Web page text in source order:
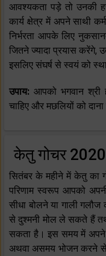
आवश्यकता पड़े तो उनकी
कार्य क्षेत्र में अपने साथी
निर्भरता आपके लिए
जितने ज्यादा प्रयास करेंगे,
इसलिए संघर्ष से स्वयं को
उपाय:आपको भगवान श्री
चाहिए और मछलियों को दाना
केतु गोचर
सितंबर के महीने में केतु का
परिणाम स्वरूप आपको
सीधा बोलने या गाली
से दुश्मनी मोल ले सकते हैं
सकता है। इस समय में अपने
अथवा असमय भोजन करने